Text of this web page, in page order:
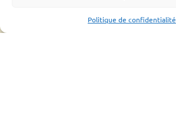
Politique de confidentialité
Formations